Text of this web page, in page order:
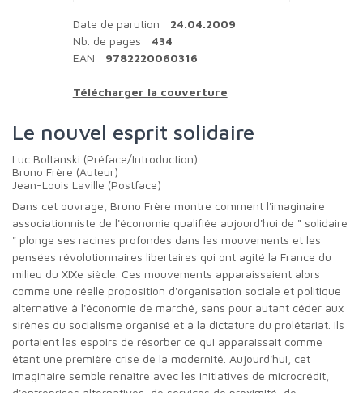
Date de parution : 24.04.2009
Nb. de pages : 434
EAN : 9782220060316
Télécharger la couverture
Le nouvel esprit solidaire
Luc Boltanski (Préface/Introduction)
Bruno Frère (Auteur)
Jean-Louis Laville (Postface)
Dans cet ouvrage, Bruno Frère montre comment l'imaginaire
associationniste de l'économie qualifiée aujourd'hui de " solidaire
" plonge ses racines profondes dans les mouvements et les
pensées révolutionnaires libertaires qui ont agité la France du
milieu du XIXe siècle. Ces mouvements apparaissaient alors
comme une réelle proposition d'organisation sociale et politique
alternative à l'économie de marché, sans pour autant céder aux
sirènes du socialisme organisé et à la dictature du prolétariat. Ils
portaient les espoirs de résorber ce qui apparaissait comme
étant une première crise de la modernité. Aujourd'hui, cet
imaginaire semble renaître avec les initiatives de microcrédit,